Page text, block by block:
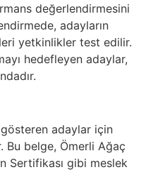
değerlendirmesini
adayların
yetkinlikler test edilir.
hedefleyen adaylar,
gösteren adaylar için
Bu belge, Ömerli Ağaç
Sertifikası gibi meslek